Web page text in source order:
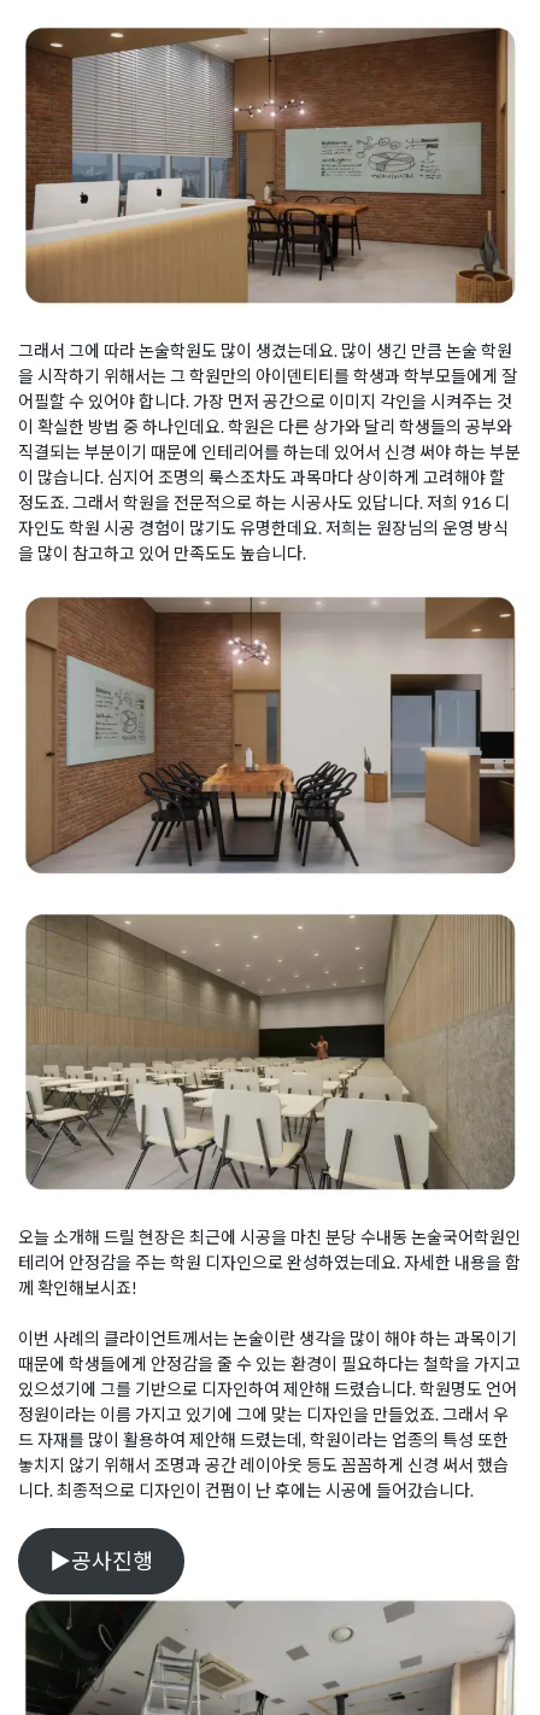
그래서 그에 따라 논술학원도 많이 생겼는데요. 많이 생긴 만큼 논술 학원
을 시작하기 위해서는 그 학원만의 아이덴티티를 학생과 학부모들에게 잘
어필할 수 있어야 합니다. 가장 먼저 공간으로 이미지 각인을 시켜주는 것
이 확실한 방법 중 하나인데요. 학원은 다른 상가와 달리 학생들의 공부와
직결되는 부분이기 때문에 인테리어를 하는데 있어서 신경 써야 하는 부분
이 많습니다. 심지어 조명의 룩스조차도 과목마다 상이하게 고려해야 할
정도죠. 그래서 학원을 전문적으로 하는 시공사도 있답니다. 저희 916 디
자인도 학원 시공 경험이 많기도 유명한데요. 저희는 원장님의 운영 방식
을 많이 참고하고 있어 만족도도 높습니다.
오늘 소개해 드릴 현장은 최근에 시공을 마친 분당 수내동 논술국어학원인
테리어 안정감을 주는 학원 디자인으로 완성하였는데요. 자세한 내용을 함
께 확인해보시죠!
이번 사례의 클라이언트께서는 논술이란 생각을 많이 해야 하는 과목이기
때문에 학생들에게 안정감을 줄 수 있는 환경이 필요하다는 철학을 가지고
있으셨기에 그를 기반으로 디자인하여 제안해 드렸습니다. 학원명도 언어
정원이라는 이름 가지고 있기에 그에 맞는 디자인을 만들었죠. 그래서 우
드 자재를 많이 활용하여 제안해 드렸는데, 학원이라는 업종의 특성 또한
놓치지 않기 위해서 조명과 공간 레이아웃 등도 꼼꼼하게 신경 써서 했습
니다. 최종적으로 디자인이 컨펌이 난 후에는 시공에 들어갔습니다.
▶공사진행